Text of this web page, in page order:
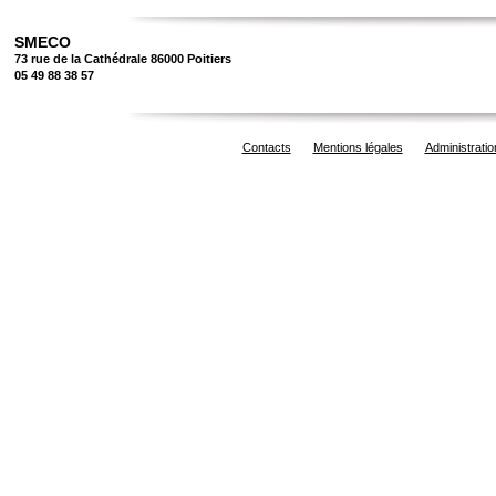
SMECO
73 rue de la Cathédrale 86000 Poitiers
05 49 88 38 57
Contacts Mentions légales